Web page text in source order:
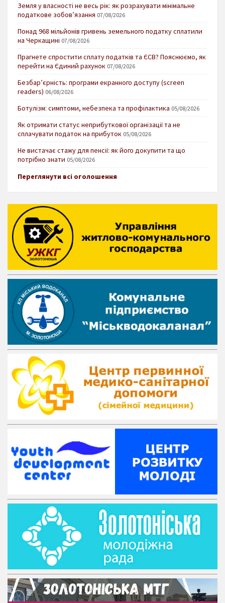
Земля у власності не весь рік: як розрахувати мінімальне
податкове зобов’язання 07/08/2026
Понад 968 мільйонів гривень земельного податку сплатили
на Черкащині 07/08/2026
Прагнете спростити сплату податків та ЄСВ? Пояснюємо, як
перейти на Єдиний рахунок 07/08/2026
Безбар’єрність: програми екранного доступу (screen
readers) 06/08/2026
Ботулізм: симптоми, небезпека та профілактика 05/08/2026
Як отримати статус неприбуткової організації та не
сплачувати податок на прибуток 05/08/2026
Не вистачає стажу для пенсії: як його докупити та що
потрібно знати 05/08/2026
Переглянути всі оголошення